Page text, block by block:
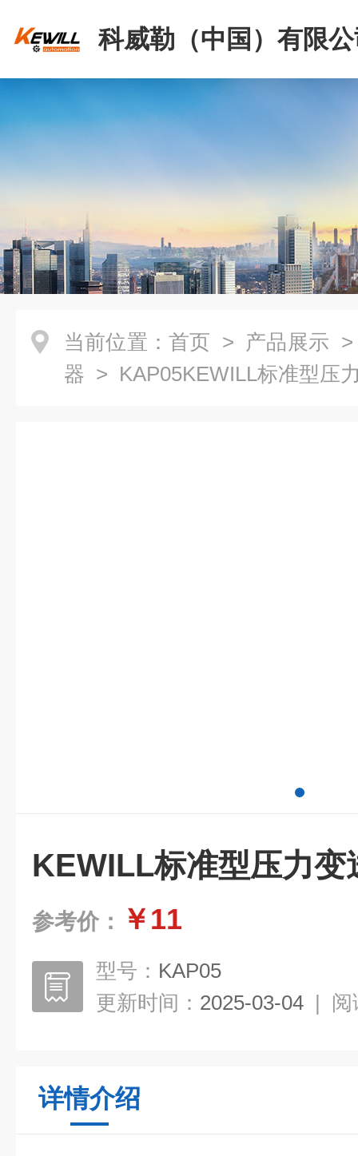
科威勒（中国）有限
当前位置： 首页 > 产品展示
器 > KAP05KEWILL标准型压
KEWILL标准型压力变
参考价： ￥11
型号： KAP05
更新时间： 2025-03-04 | 阅
详情介绍